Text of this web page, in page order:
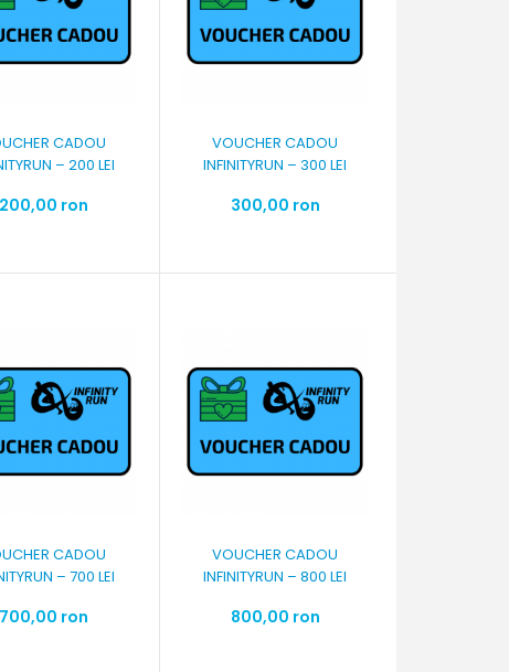
CADOU
– 200 LEI
200,00 ron
VOUCHER CADOU
INFINITYRUN – 300 LEI
300,00 ron
CADOU
– 700 LEI
700,00 ron
VOUCHER CADOU
INFINITYRUN – 800 LEI
800,00 ron